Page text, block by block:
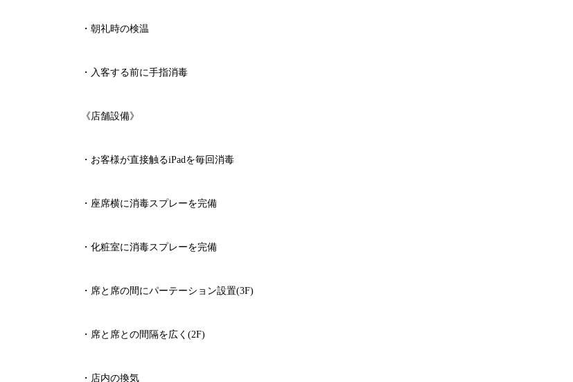
・朝礼時の検温
・入客する前に手指消毒
《店舗設備》
・お客様が直接触るiPadを毎回消毒
・座席横に消毒スプレーを完備
・化粧室に消毒スプレーを完備
・席と席の間にパーテーション設置(3F)
・席と席との間隔を広く (2F)
・店内の換気